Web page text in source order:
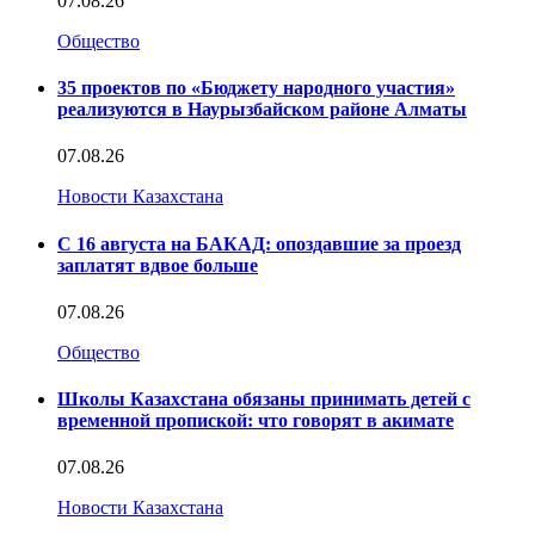
Общество
35 проектов по «Бюджету народного участия»
реализуются в Наурызбайском районе Алматы
07.08.26
Новости Казахстана
С 16 августа на БАКАД: опоздавшие за проезд
заплатят вдвое больше
07.08.26
Общество
Школы Казахстана обязаны принимать детей с
временной пропиской: что говорят в акимате
07.08.26
Новости Казахстана